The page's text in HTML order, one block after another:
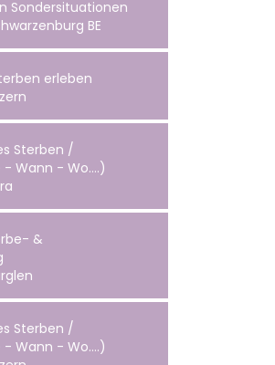
Sondersituationen
BE
erleben
Sterben /
- Wann - Wo….)
&
Sterben /
- Wann - Wo….)